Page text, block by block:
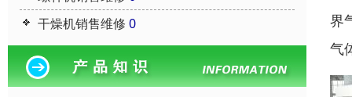
干燥机销售维修 0
界
气